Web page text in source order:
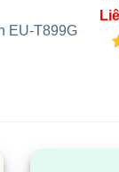
EU-T899G